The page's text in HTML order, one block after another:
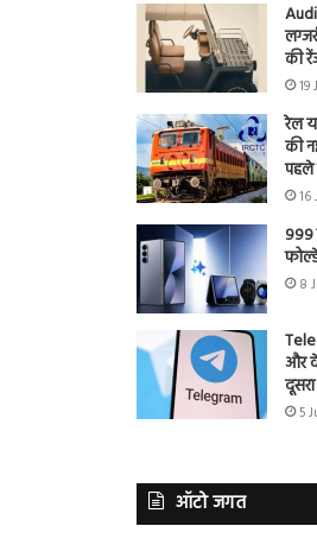
की
19
रेल
की
16
999
8
और
5
ऑटो जगत